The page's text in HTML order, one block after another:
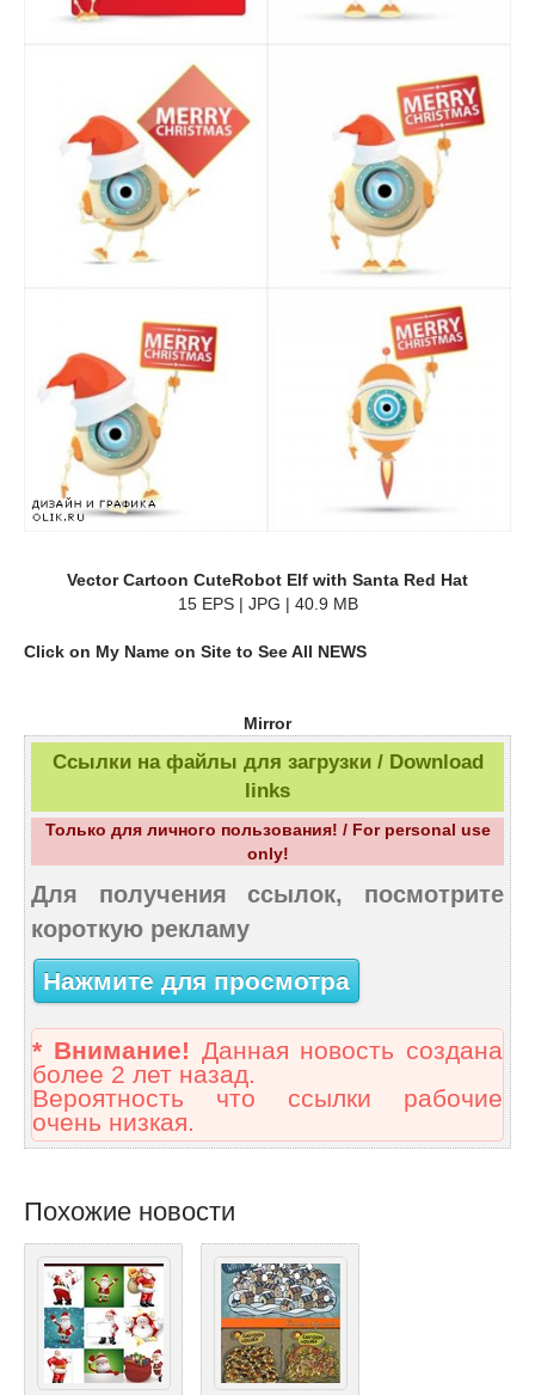
Vector Cartoon CuteRobot Elf with Santa Red Hat
15 EPS | JPG | 40.9 MB
Click on My Name on Site to See All NEWS
Mirror
Ссылки на файлы для загрузки / Download
links
Только для личного пользования! / For personal use
only!
Для получения ссылок, посмотрите
короткую рекламу
Нажмите для просмотра
* Внимание! Данная новость создана
более 2 лет назад.
Вероятность что ссылки рабочие
очень низкая.
Похожие новости